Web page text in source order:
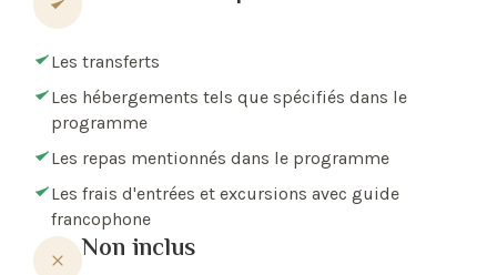
Les transferts
Les hébergements tels que spécifiés dans le
programme
Les repas mentionnés dans le programme
Les frais d'entrées et excursions avec guide
francophone
Non inclus